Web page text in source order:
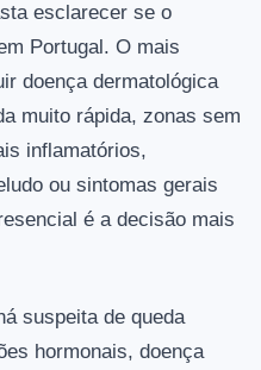
esclarecer se o
Portugal. O mais
doença dermatológica
muito rápida, zonas sem
inflamatórios,
ou sintomas gerais
é a decisão mais
suspeita de queda
hormonais, doença